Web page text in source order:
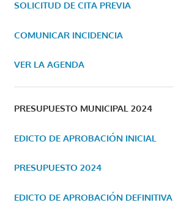
SOLICITUD DE CITA PREVIA
COMUNICAR INCIDENCIA
VER LA AGENDA
PRESUPUESTO MUNICIPAL 2024
EDICTO DE APROBACIÓN INICIAL
PRESUPUESTO 2024
EDICTO DE APROBACIÓN DEFINITIVA